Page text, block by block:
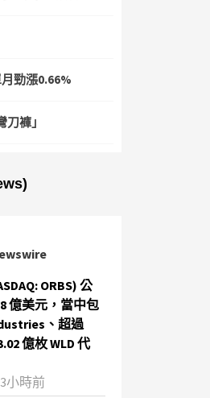
勁漲0.66%
褲」
ORBS) 公
億美元，當中包
、超過
億枚 WLD 代
小時前